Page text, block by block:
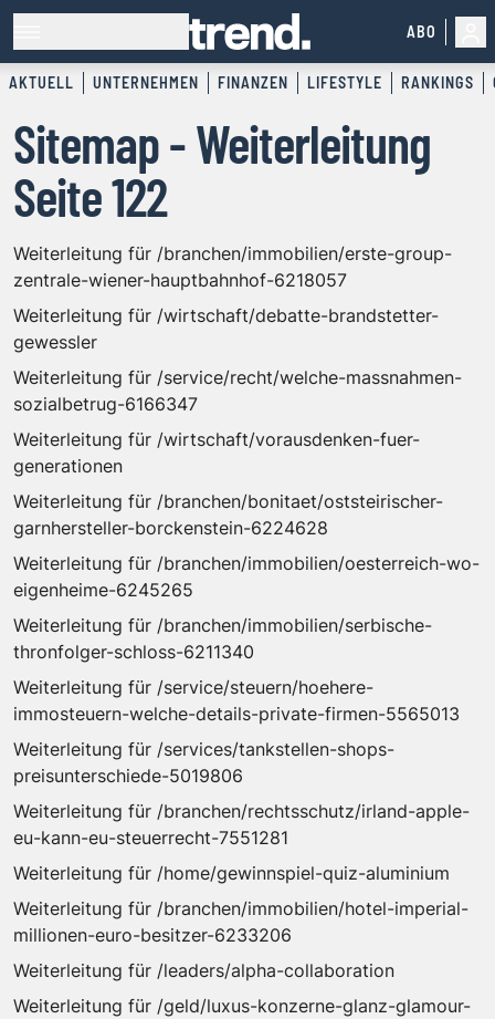
ABO
AKTUELL UNTERNEHMEN FINANZEN LIFESTYLE RANKINGS
Sitemap - Weiterleitung
Seite 122
Weiterleitung für /branchen/immobilien/erste-group-
zentrale-wiener-hauptbahnhof-6218057
Weiterleitung für /wirtschaft/debatte-brandstetter-
gewessler
Weiterleitung für /service/recht/welche-massnahmen-
sozialbetrug-6166347
Weiterleitung für /wirtschaft/vorausdenken-fuer-
generationen
Weiterleitung für /branchen/bonitaet/oststeirischer-
garnhersteller-borckenstein-6224628
Weiterleitung für /branchen/immobilien/oesterreich-wo-
eigenheime-6245265
Weiterleitung für /branchen/immobilien/serbische-
thronfolger-schloss-6211340
Weiterleitung für /service/steuern/hoehere-
immosteuern-welche-details-private-firmen-5565013
Weiterleitung für /services/tankstellen-shops-
preisunterschiede-5019806
Weiterleitung für /branchen/rechtsschutz/irland-apple-
eu-kann-eu-steuerrecht-7551281
Weiterleitung für /home/gewinnspiel-quiz-aluminium
Weiterleitung für /branchen/immobilien/hotel-imperial-
millionen-euro-besitzer-6233206
Weiterleitung für /leaders/alpha-collaboration
Weiterleitung für /geld/luxus-konzerne-glanz-glamour-